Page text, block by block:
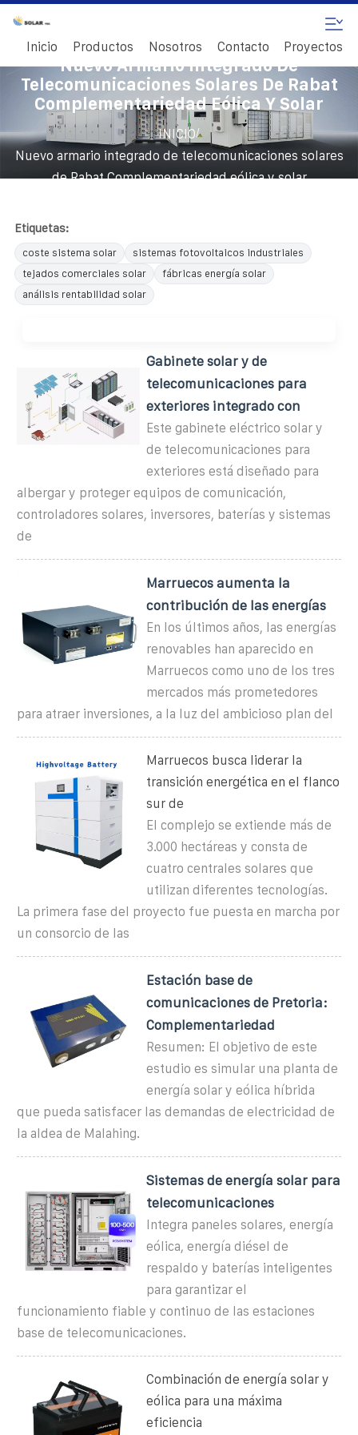
Inicio Productos Nosotros Contacto Proyectos
Nuevo Armario Integrado De
Telecomunicaciones Solares De Rabat
Complementariedad Eólica Y Solar
INICIO/
Nuevo armario integrado de telecomunicaciones solares
de Rabat Complementariedad eólica y solar
Etiquetas:
coste sistema solar
sistemas fotovoltaicos industriales
tejados comerciales solar
fábricas energía solar
análisis rentabilidad solar
Gabinete solar y de
telecomunicaciones para
exteriores integrado con
Este gabinete eléctrico solar y
de telecomunicaciones para
exteriores está diseñado para
albergar y proteger equipos de comunicación,
controladores solares, inversores, baterías y sistemas
de
Marruecos aumenta la
contribución de las energías
En los últimos años, las energías
renovables han aparecido en
Marruecos como uno de los tres
mercados más prometedores
para atraer inversiones, a la luz del ambicioso plan del
Marruecos busca liderar la
transición energética en el flanco
sur de
El complejo se extiende más de
3.000 hectáreas y consta de
cuatro centrales solares que
utilizan diferentes tecnologías.
La primera fase del proyecto fue puesta en marcha por
un consorcio de las
Estación base de
comunicaciones de Pretoria:
Complementariedad
Resumen: El objetivo de este
estudio es simular una planta de
energía solar y eólica híbrida
que pueda satisfacer las demandas de electricidad de
la aldea de Malahing.
Sistemas de energía solar para
telecomunicaciones
Integra paneles solares, energía
eólica, energía diésel de
respaldo y baterías inteligentes
para garantizar el
funcionamiento fiable y continuo de las estaciones
base de telecomunicaciones.
Combinación de energía solar y
eólica para una máxima
eficiencia